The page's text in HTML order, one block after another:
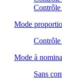
Mode
Contrôle
Mode à
Sans